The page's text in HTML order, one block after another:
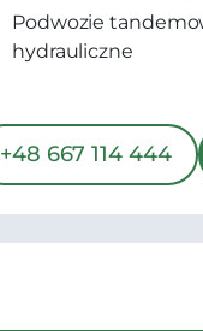
Podwozie
hydrauliczne
+48 667 114 444